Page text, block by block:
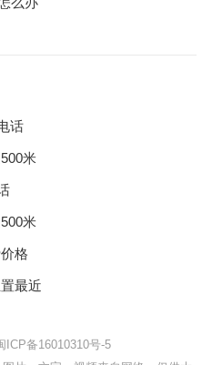
话
米
米
格
最近
ICP备16010310号-5